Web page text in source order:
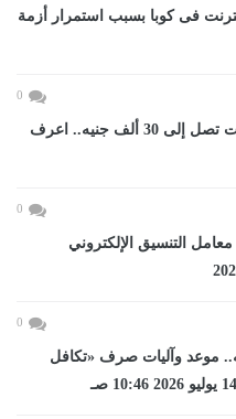
فى كوبا بسبب استمرار أزمة
0
فرص عمل فى الأردن بمرتبات تصل إلى 30 ألف جنيه.. اعرف
0
التنسيق الإلكتروني
0
جنيه.. موعد وآليات صرف «تكافل